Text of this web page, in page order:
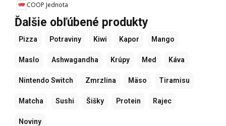
COOP Jednota
Ďalšie obľúbené produkty
Pizza Potraviny Kiwi Kapor Mango
Maslo Ashwagandha Krúpy Med Káva
Nintendo Switch Zmrzlina Mäso Tiramisu
Matcha Sushi Šišky Protein Rajec
Noviny